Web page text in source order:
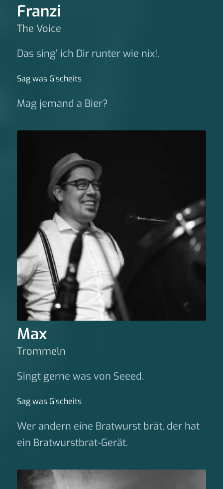
Franzi
The Voice
Das sing’ ich Dir runter wie nix!.
Sag was G‘scheits
Mag jemand a Bier?
Max
Trommeln
Singt gerne was von Seeed.
Sag was G‘scheits
Wer andern eine Bratwurst brät, der hat
ein Bratwurstbrat-Gerät.